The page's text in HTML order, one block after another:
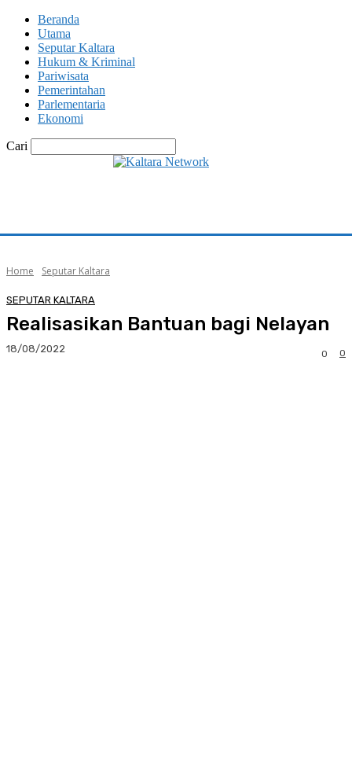
Beranda
Utama
Seputar Kaltara
Hukum & Kriminal
Pariwisata
Pemerintahan
Parlementaria
Ekonomi
Cari
Home Seputar Kaltara
SEPUTAR KALTARA
Realisasikan Bantuan bagi Nelayan
18/08/2022 0
0